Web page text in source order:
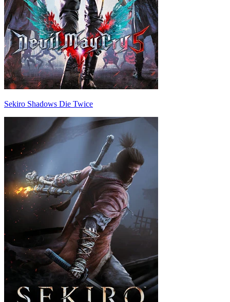
Sekiro Shadows Die Twice